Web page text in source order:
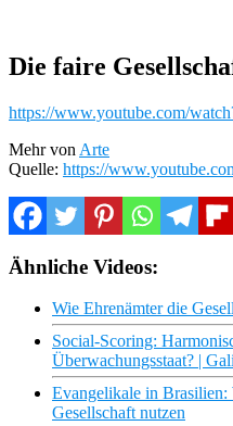
Die faire
https://www.youtube.com/
Mehr von Arte
Quelle: https://
Ähnliche Videos:
Wie Ehrenämter die
Social-Scoring:
Überwachungsstaat? |
Evangelikale in
Gesellschaft nutzen